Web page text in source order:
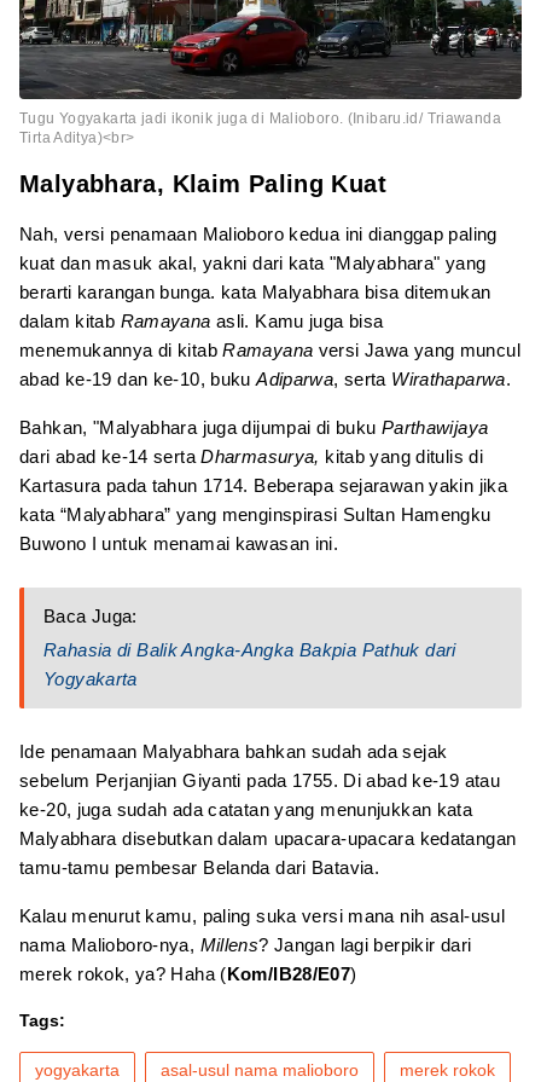
Tugu Yogyakarta jadi ikonik juga di Malioboro. (Inibaru.id/ Triawanda
Tirta Aditya)<br>
Malyabhara, Klaim Paling Kuat
Nah, versi penamaan Malioboro kedua ini dianggap paling
kuat dan masuk akal, yakni dari kata "Malyabhara" yang
berarti karangan bunga. kata Malyabhara bisa ditemukan
dalam kitab Ramayana asli. Kamu juga bisa
menemukannya di kitabRamayana versi Jawa yang muncul
abad ke-19 dan ke-10, bukuAdiparwa, serta Wirathaparwa.
Bahkan, "Malyabhara juga dijumpai di buku Parthawijaya
dari abad ke-14 sertaDharmasurya, kitab yang ditulis di
Kartasura pada tahun 1714. Beberapa sejarawan yakin jika
kata “Malyabhara” yang menginspirasi Sultan Hamengku
Buwono I untuk menamai kawasan ini.
Baca Juga:
Rahasia di Balik Angka-Angka Bakpia Pathuk dari
Yogyakarta
Ide penamaan Malyabhara bahkan sudah ada sejak
sebelum Perjanjian Giyanti pada 1755. Di abad ke-19 atau
ke-20, juga sudah ada catatan yang menunjukkan kata
Malyabhara disebutkan dalam upacara-upacara kedatangan
tamu-tamu pembesar Belanda dari Batavia.
Kalau menurut kamu, paling suka versi mana nih asal-usul
nama Malioboro-nya, Millens? Jangan lagi berpikir dari
merek rokok, ya? Haha (Kom/IB28/E07)
Tags:
yogyakarta asal-usul nama malioboro merek rokok